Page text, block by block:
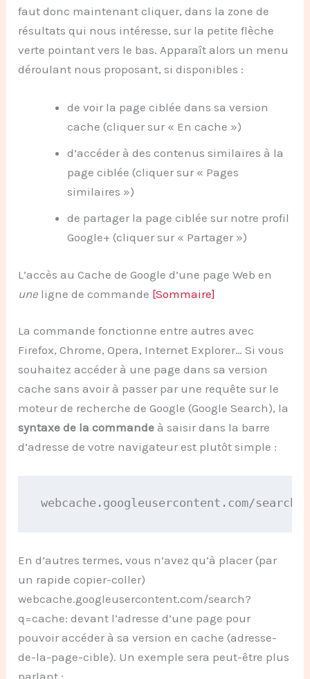
faut donc maintenant cliquer, dans la zone de
résultats qui nous intéresse, sur la petite flèche
verte pointant vers le bas. Apparaît alors un menu
déroulant nous proposant, si disponibles :
de voir la page ciblée dans sa version
cache (cliquer sur « En cache »)
d’accéder à des contenus similaires à la
page ciblée (cliquer sur « Pages
similaires »)
de partager la page ciblée sur notre profil
Google+ (cliquer sur « Partager »)
L’accès au Cache de Google d’une page Web en
une ligne de commande [Sommaire]
La commande fonctionne entre autres avec
Firefox, Chrome, Opera, Internet Explorer… Si vous
souhaitez accéder à une page dans sa version
cache sans avoir à passer par une requête sur le
moteur de recherche de Google (Google Search), la
syntaxe de la commande à saisir dans la barre
d’adresse de votre navigateur est plutôt simple :
webcache.googleusercontent.com/
En d’autres termes, vous n’avez qu’à placer (par
un rapide copier-coller)
webcache.googleusercontent.com/search?
q=cache: devant l’adresse d’une page pour
pouvoir accéder à sa version en cache (adresse-
de-la-page-cible). Un exemple sera peut-être plus
parlant :